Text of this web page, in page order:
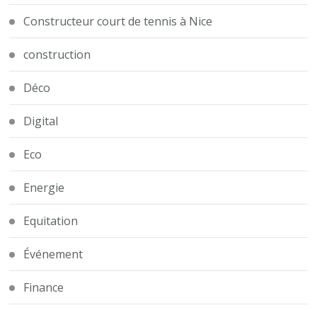
Constructeur court de tennis à Nice
construction
Déco
Digital
Eco
Energie
Equitation
Événement
Finance